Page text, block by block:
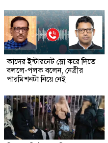
কাদের ইন্টারনেট স্লো করে দিতে
বললে-পলক বলেন, নেত্রীর
পারমিশনটা নিয়ে নেই